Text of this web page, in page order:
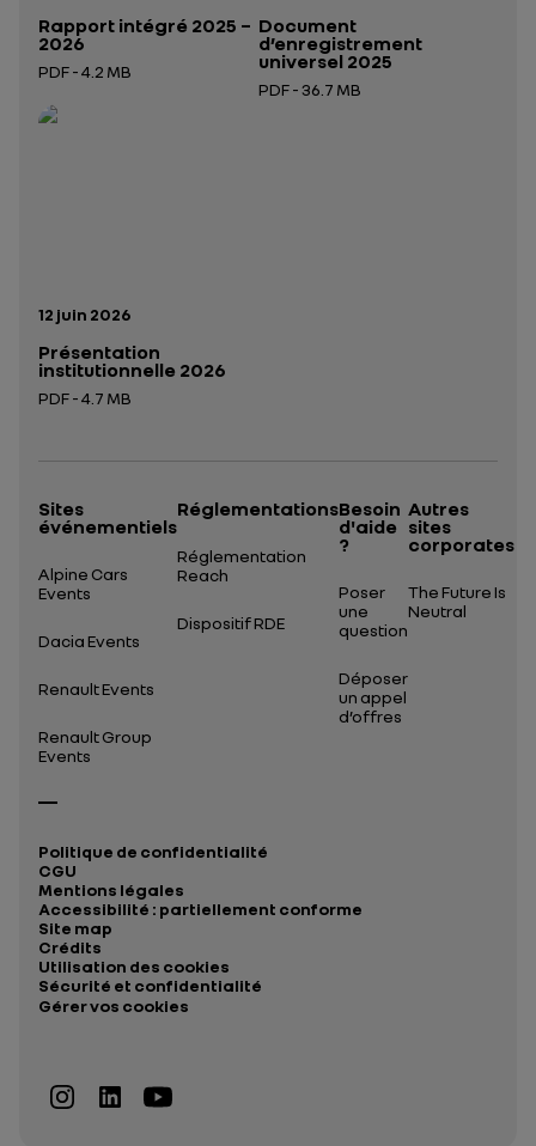
Rapport intégré 2025 –
2026
PDF - 4.2 MB
Ouverture dans un nouvel onglet
Document
d’enregistrement
universel 2025
PDF - 36.7 MB
Date de publication:
12 juin 2026
Présentation
institutionnelle 2026
PDF - 4.7 MB
Sites
événementiels
Alpine Cars
Events
Dacia Events
Renault Events
Renault Group
Events
Réglementations
Réglementation
Reach
Dispositif RDE
Besoin
d'aide
?
Poser
une
question
Déposer
un appel
d’offres
Autres
sites
corporates
The Future Is
Neutral
Politique de confidentialité
CGU
Mentions légales
Accessibilité : partiellement conforme
Site map
Crédits
Utilisation des cookies
Sécurité et confidentialité
Gérer vos cookies